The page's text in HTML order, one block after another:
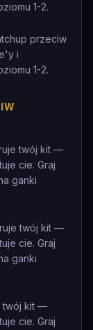
1-2.
przeciw
i
1-2.
twój kit —
cie. Graj
ganki
twój kit —
cie. Graj
ganki
twój kit —
cie. Graj